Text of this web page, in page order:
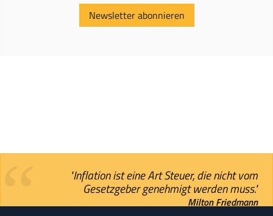
Newsletter abonnieren
"Inflation ist eine Art Steuer, die nicht vom
Gesetzgeber genehmigt werden muss."
Milton Friedmann